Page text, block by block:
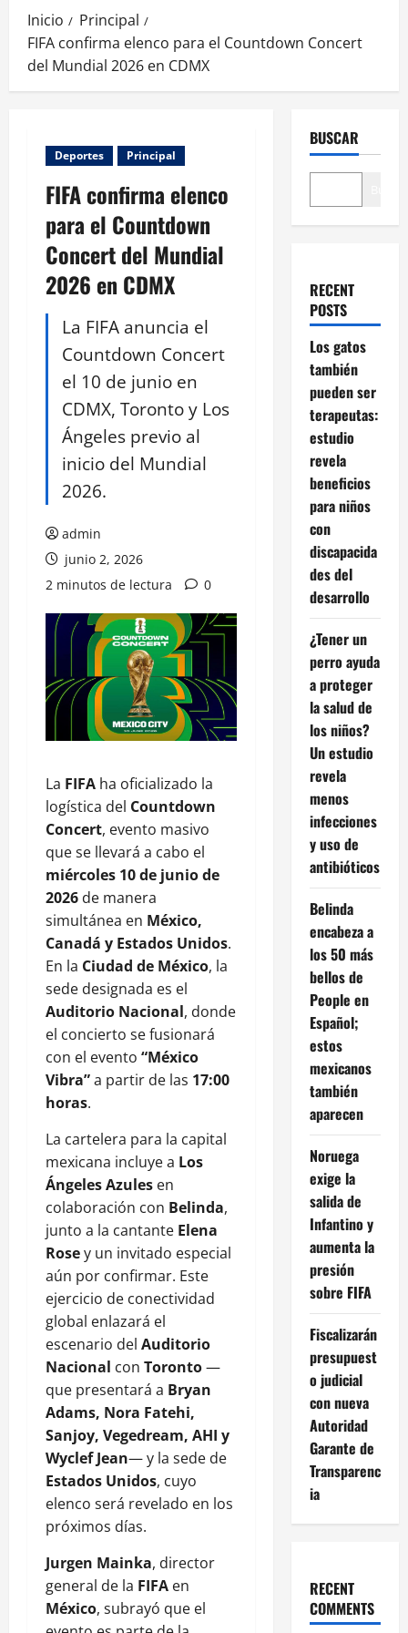
Inicio
Principal
FIFA confirma elenco para el Countdown Concert
del Mundial 2026 en CDMX
Deportes Principal
FIFA confirma elenco
para el Countdown
Concert del Mundial
2026 en CDMX
La FIFA anuncia el
Countdown Concert
el 10 de junio en
CDMX, Toronto y Los
Ángeles previo al
inicio del Mundial
2026.
admin
junio 2, 2026
2 minutos de lectura
0
La FIFA ha oficializado la
logística del Countdown
Concert, evento masivo
que se llevará a cabo el
miércoles 10 de junio de
2026 de manera
simultánea en México,
Canadá y Estados Unidos.
En la Ciudad de México, la
sede designada es el
Auditorio Nacional, donde
el concierto se fusionará
con el evento “México
Vibra”a partir de las 17:00
horas.
La cartelera para la capital
mexicana incluye a Los
Ángeles Azules en
colaboración con Belinda,
junto a la cantante Elena
Rosey un invitado especial
aún por confirmar. Este
ejercicio de conectividad
global enlazará el
escenario del Auditorio
Nacional con Toronto—
que presentará a Bryan
Adams, Nora Fatehi,
Sanjoy, Vegedream, AHI y
Wyclef Jean— y la sede de
Estados Unidos, cuyo
elenco será revelado en los
próximos días.
Jurgen Mainka, director
general de la FIFA en
México, subrayó que el
BUSCAR
RECENT
POSTS
Los gatos
también
pueden ser
terapeutas:
estudio
revela
beneficios
para niños
con
discapacida
des del
desarrollo
¿Tener un
perro ayuda
a proteger
la salud de
los niños?
Un estudio
revela
menos
infecciones
y uso de
antibióticos
Belinda
encabeza a
los 50 más
bellos de
People en
Español;
estos
mexicanos
también
aparecen
Noruega
exige la
salida de
Infantino y
aumenta la
presión
sobre FIFA
Fiscalizarán
presupuest
o judicial
con nueva
Autoridad
Garante de
Transparenc
ia
RECENT
COMMENTS